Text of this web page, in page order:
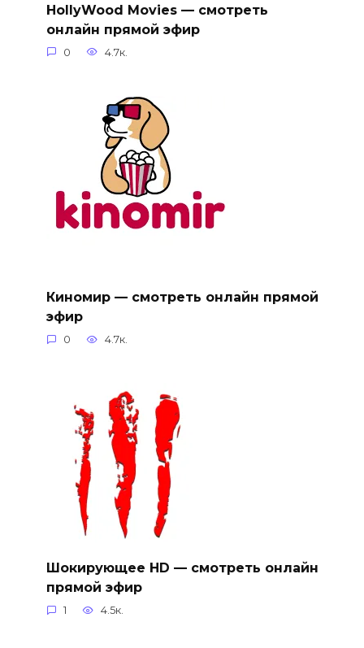
HollyWood Movies — смотреть
онлайн прямой эфир
0 4.7к.
Киномир — смотреть онлайн прямой
эфир
0 4.7к.
Шокирующее HD — смотреть онлайн
прямой эфир
1 4.5к.